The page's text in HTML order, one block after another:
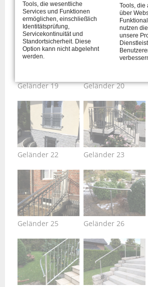
Geländer 16 Geländer 17
Geländer 19 Geländer 20
Geländer 22 Geländer 23
Geländer 25 Geländer 26
Tools, die wesentliche
Services und Funktionen
ermöglichen, einschließlich
Identitätsprüfung,
Servicekontinuität und
Standortsicherheit. Diese
Option kann nicht abgelehnt
werden.
Tools, die
über
nutzen
unsere